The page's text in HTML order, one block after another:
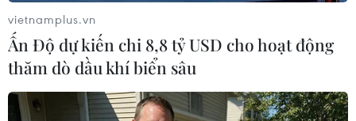
nút thắt về “nỗi lo” kinh phí đầu tư cho lĩnh vực
này đồng thời bảo đảm hài hòa lợi ích Nhà nước
và nhà đầu tư, góp phần thúc đẩy phát triển
kinh tế-xã hội, đảm bảo thực hiện nhiệm vụ an
ninh quốc phòng.
vietnamplus.vn
Ấn Độ dự kiến chi 8,8 tỷ USD cho hoạt động
thăm dò dầu khí biển sâu